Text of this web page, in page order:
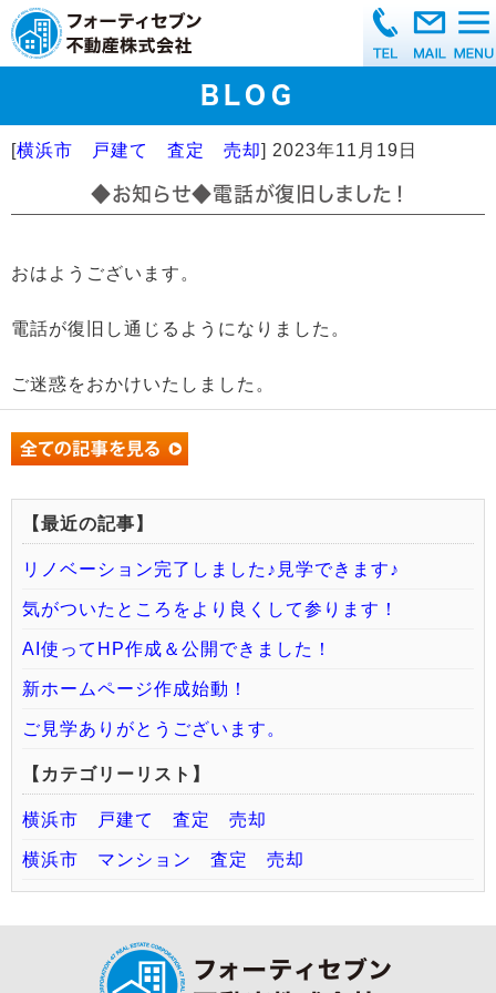
BLOG
[横浜市 戸建て 査定 売却] 2023年11月19日
◆お知らせ◆電話が復旧しました！
おはようございます。
電話が復旧し通じるようになりました。
ご迷惑をおかけいたしました。
【最近の記事】
リノベーション完了しました♪見学できます♪
気がついたところをより良くして参ります！
AI使ってHP作成＆公開できました！
新ホームページ作成始動！
ご見学ありがとうございます。
【カテゴリーリスト】
横浜市 戸建て 査定 売却
横浜市 マンション 査定 売却